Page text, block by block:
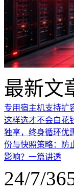
最新文
专用宿主机支持扩
这样选才不会白花
独享，终身循环优
份与快照策略：防
影响？一篇讲透
24/7/